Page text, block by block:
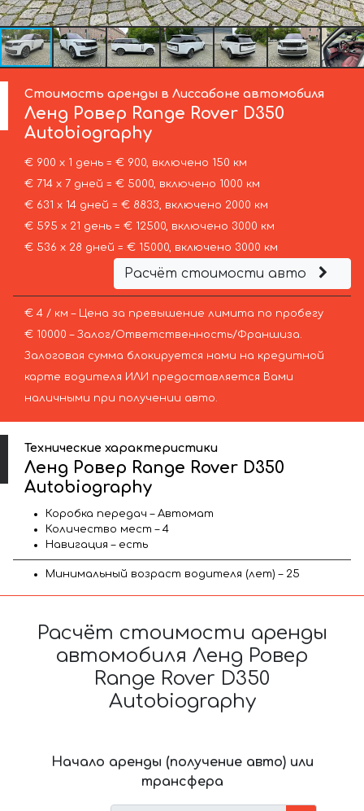
Стоимость аренды в Лиссабоне автомобиля
Ленд Ровер Range Rover D350
Autobiography
€ 900 х 1 день = € 900, включено 150 км
€ 714 х 7 дней = € 5000, включено 1000 км
€ 631 х 14 дней = € 8833, включено 2000 км
€ 595 х 21 день = € 12500, включено 3000 км
€ 536 х 28 дней = € 15000, включено 3000 км
Расчёт стоимости авто
€ 4 / км – Цена за превышение лимита по пробегу
€ 10000 – Залог/Ответственность/Франшиза.
Залоговая сумма блокируется нами на кредитной
карте водителя ИЛИ предоставляется Вами
наличными при получении авто.
Технические характеристики
Ленд Ровер Range Rover D350
Autobiography
Коробка передач – Автомат
Количество мест – 4
Навигация – есть
Минимальный возраст водителя (лет) – 25
Расчёт стоимости аренды
автомобиля Ленд Ровер
Range Rover D350
Autobiography
Начало аренды (получение авто) или
трансфера